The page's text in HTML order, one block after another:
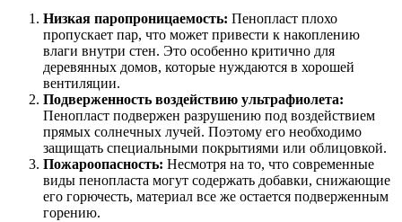
Низкая паропроницаемость: Пенопласт плохо
пропускает пар, что может привести к накоплению
влаги внутри стен. Это особенно критично для
деревянных домов, которые нуждаются в хорошей
вентиляции.
Подверженность воздействию ультрафиолета:
Пенопласт подвержен разрушению под воздействием
прямых солнечных лучей. Поэтому его необходимо
защищать специальными покрытиями или облицовкой.
Пожароопасность: Несмотря на то, что современные
виды пенопласта могут содержать добавки, снижающие
его горючесть, материал все же остается подверженным
горению.